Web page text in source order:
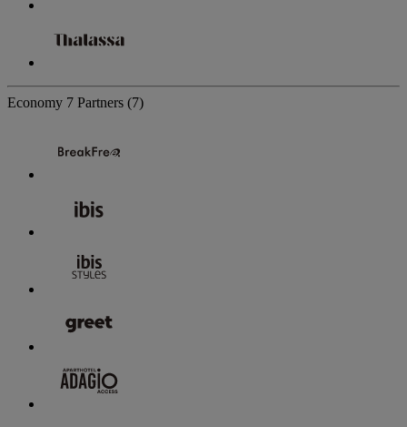
Economy 7 Partners (7)